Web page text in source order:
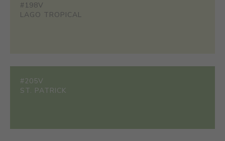
#198V
LAGO TROPICAL
#205V
ST. PATRICK